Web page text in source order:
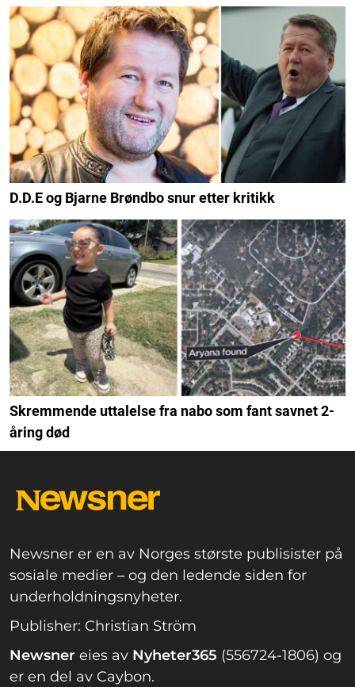
D.D.E og Bjarne Brøndbo snur etter kritikk
Skremmende uttalelse fra nabo som fant savnet 2-
åring død
Newsner er en av Norges største publisister på
sosiale medier – og den ledende siden for
underholdningsnyheter.
Publisher: Christian Ström
Newsner eies av Nyheter365 (556724-1806) og
er en del av Caybon.